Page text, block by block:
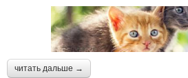
читать дальше →